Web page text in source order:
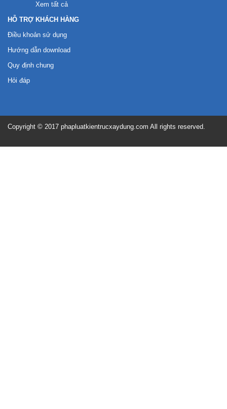
Xem tất cả
HỖ TRỢ KHÁCH HÀNG
Điều khoản sử dụng
Hướng dẫn download
Quy định chung
Hỏi đáp
Copyright © 2017 phapluatkientrucxaydung.com All rights reserved.